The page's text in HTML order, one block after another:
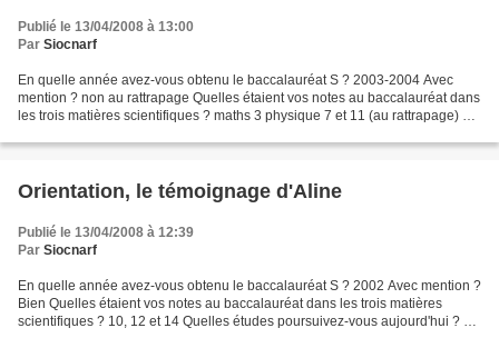
Publié le 13/04/2008 à 13:00
Par Siocnarf
En quelle année avez-vous obtenu le baccalauréat S ? 2003-2004 Avec
mention ? non au rattrapage Quelles étaient vos notes au baccalauréat dans
les trois matières scientifiques ? maths 3 physique 7 et 11 (au rattrapage) svt
Orientation, le témoignage d'Aline
Publié le 13/04/2008 à 12:39
Par Siocnarf
En quelle année avez-vous obtenu le baccalauréat S ? 2002 Avec mention ?
Bien Quelles étaient vos notes au baccalauréat dans les trois matières
scientifiques ? 10, 12 et 14 Quelles études poursuivez-vous aujourd'hui ? Un